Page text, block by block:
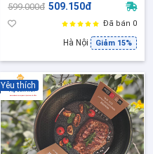
Bản
599.000đ 509.150đ
Đã bán 0
Hà Nội Giảm 15%
Yêu thích